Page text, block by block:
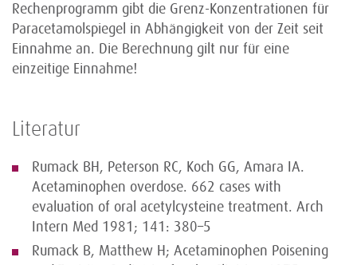
Rechenprogramm gibt die Grenz-Konzentrationen für
Paracetamolspiegel in Abhängigkeit von der Zeit seit
Einnahme an. Die Berechnung gilt nur für eine
einzeitige Einnahme!
Literatur
Rumack BH, Peterson RC, Koch GG, Amara IA.
Acetaminophen overdose. 662 cases with
evaluation of oral acetylcysteine treatment. Arch
Intern Med 1981; 141: 380–5
Rumack B, Matthew H; Acetaminophen Poisening